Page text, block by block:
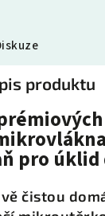
produktu
pro
čistou